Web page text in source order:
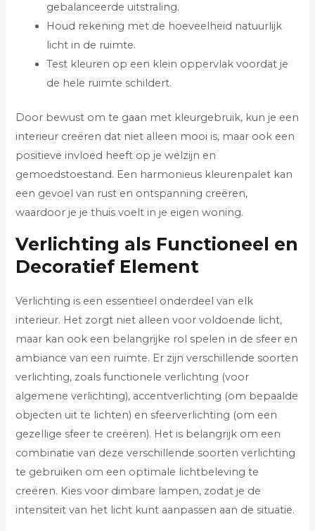
gebalanceerde uitstraling.
Houd rekening met de hoeveelheid natuurlijk
licht in de ruimte.
Test kleuren op een klein oppervlak voordat je
de hele ruimte schildert.
Door bewust om te gaan met kleurgebruik, kun je een
interieur creëren dat niet alleen mooi is, maar ook een
positieve invloed heeft op je welzijn en
gemoedstoestand. Een harmonieus kleurenpalet kan
een gevoel van rust en ontspanning creëren,
waardoor je je thuis voelt in je eigen woning.
Verlichting als Functioneel en
Decoratief Element
Verlichting is een essentieel onderdeel van elk
interieur. Het zorgt niet alleen voor voldoende licht,
maar kan ook een belangrijke rol spelen in de sfeer en
ambiance van een ruimte. Er zijn verschillende soorten
verlichting, zoals functionele verlichting (voor
algemene verlichting), accentverlichting (om bepaalde
objecten uit te lichten) en sfeerverlichting (om een
gezellige sfeer te creëren). Het is belangrijk om een
combinatie van deze verschillende soorten verlichting
te gebruiken om een optimale lichtbeleving te
creëren. Kies voor dimbare lampen, zodat je de
intensiteit van het licht kunt aanpassen aan de situatie.